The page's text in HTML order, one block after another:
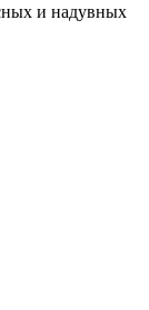
и надувных